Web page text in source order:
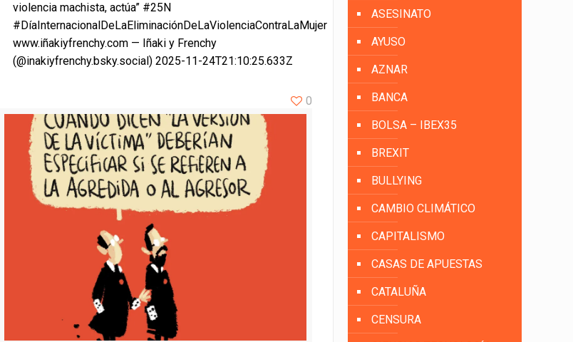
violencia machista, actúa” #25N
#DíaInternacionalDeLaEliminaciónDeLaViolenciaContraLaMujer
www.iñakiyfrenchy.com — Iñaki y Frenchy
(@inakiyfrenchy.bsky.social) 2025-11-24T21:10:25.633Z
0
ASESINATO
AYUSO
AZNAR
BANCA
BOLSA – IBEX35
BREXIT
BULLYING
CAMBIO CLIMÁTICO
CAPITALISMO
CASAS DE APUESTAS
CATALUÑA
CENSURA